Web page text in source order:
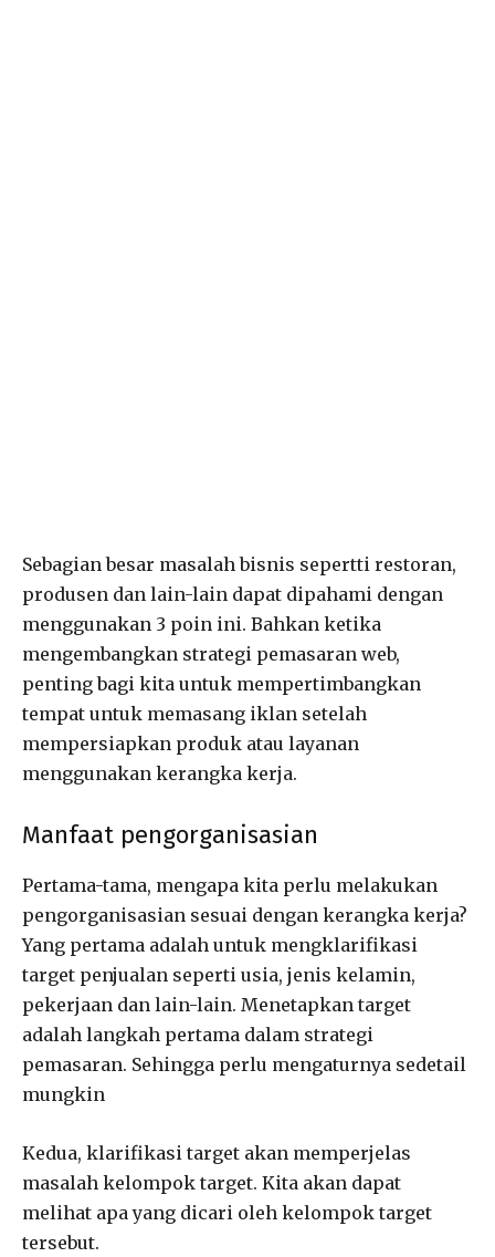
Sebagian besar masalah bisnis sepertti restoran,
produsen dan lain-lain dapat dipahami dengan
menggunakan 3 poin ini. Bahkan ketika
mengembangkan strategi pemasaran web,
penting bagi kita untuk mempertimbangkan
tempat untuk memasang iklan setelah
mempersiapkan produk atau layanan
menggunakan kerangka kerja.
Manfaat pengorganisasian
Pertama-tama, mengapa kita perlu melakukan
pengorganisasian sesuai dengan kerangka kerja?
Yang pertama adalah untuk mengklarifikasi
target penjualan seperti usia, jenis kelamin,
pekerjaan dan lain-lain. Menetapkan target
adalah langkah pertama dalam strategi
pemasaran. Sehingga perlu mengaturnya sedetail
mungkin
Kedua, klarifikasi target akan memperjelas
masalah kelompok target. Kita akan dapat
melihat apa yang dicari oleh kelompok target
tersebut.